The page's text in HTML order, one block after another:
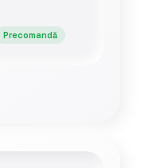
Precomandă